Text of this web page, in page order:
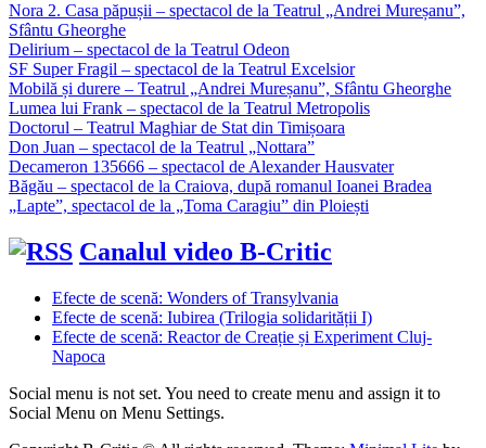
Nora 2. Casa păpușii – spectacol de la Teatrul „Andrei Mureșanu”,
Sfântu Gheorghe
Delirium – spectacol de la Teatrul Odeon
SF Super Fragil – spectacol de la Teatrul Excelsior
Mobilă și durere – Teatrul „Andrei Mureșanu”, Sfântu Gheorghe
Lumea lui Frank – spectacol de la Teatrul Metropolis
Doctorul – Teatrul Maghiar de Stat din Timișoara
Don Juan – spectacol de la Teatrul „Nottara”
Decameron 135666 – spectacol de Alexander Hausvater
Băgău – spectacol de la Craiova, după romanul Ioanei Bradea
„Lapte”, spectacol de la „Toma Caragiu” din Ploiești
Canalul video B-Critic
Efecte de scenă: Wonders of Transylvania
Efecte de scenă: Iubirea (Trilogia solidarității I)
Efecte de scenă: Reactor de Creație și Experiment Cluj-
Napoca
Social menu is not set. You need to create menu and assign it to
Social Menu on Menu Settings.